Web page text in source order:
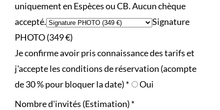
uniquement en Espèces ou CB. Aucun chèque
accepté.
Signature
PHOTO (349 €)
Je confirme avoir pris connaissance des tarifs et
j'accepte les conditions de réservation (acompte
de 30 % pour bloquer la date) *
Oui
Nombre d'invités (Estimation) *